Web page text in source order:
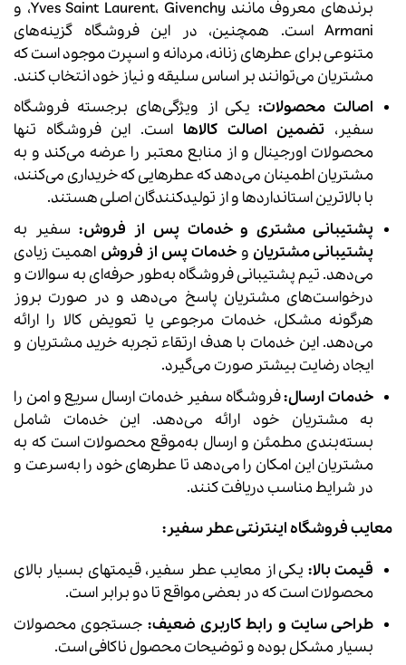
برندهای معروف مانند Yves Saint Laurent، Givenchy، و
Armani است. همچنین، در این فروشگاه گزینه‌های
متنوعی برای عطرهای زنانه، مردانه و اسپرت موجود است که
مشتریان می‌توانند بر اساس سلیقه و نیاز خود انتخاب کنند.
اصالت محصولات:یکی از ویژگی‌های برجسته فروشگاه
سفیر، تضمین اصالت کالاها است. این فروشگاه تنها
محصولات اورجینال و از منابع معتبر را عرضه می‌کند و به
مشتریان اطمینان می‌دهد که عطرهایی که خریداری می‌کنند،
با بالاترین استانداردها و از تولیدکنندگان اصلی هستند.
پشتیبانی مشتری و خدمات پس از فروش: سفیر به
پشتیبانی مشتریان و خدمات پس از فروش اهمیت زیادی
می‌دهد. تیم پشتیبانی فروشگاه به‌طور حرفه‌ای به سوالات و
درخواست‌های مشتریان پاسخ می‌دهد و در صورت بروز
هرگونه مشکل، خدمات مرجوعی یا تعویض کالا را ارائه
می‌دهد. این خدمات با هدف ارتقاء تجربه خرید مشتریان و
ایجاد رضایت بیشتر صورت می‌گیرد.
خدمات ارسال:فروشگاه سفیر خدمات ارسال سریع و امن را
به مشتریان خود ارائه می‌دهد. این خدمات شامل
بسته‌بندی مطمئن و ارسال به‌موقع محصولات است که به
مشتریان این امکان را می‌دهد تا عطرهای خود را به‌سرعت و
در شرایط مناسب دریافت کنند.
معایب فروشگاه اینترنتی عطر سفیر:
قیمت بالا: یکی از معایب عطر سفیر، قیمتهای بسیار بالای
محصولات است که در بعضی مواقع تا دو برابر است.
طراحی سایت و رابط کاربری ضعیف: جستجوی محصولات
بسیار مشکل بوده و توضیحات محصول ناکافی است.